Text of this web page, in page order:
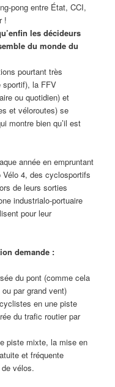
pong entre État, CCI,
!
les décideurs
du monde du
pourtant très
sportif), la FFV
ou quotidien) et
et véloroutes) se
montre bien qu’il est
année en empruntant
Vélo 4, des cyclosportifs
de leurs sorties
industrialo-portuaire
pour leur
demande :
du pont (comme cela
par grand vent)
en une piste
du trafic routier par
piste mixte, la mise en
et fréquente
de vélos.